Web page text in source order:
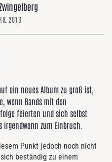
2013
ein neues Album zu groß ist,
wenn Bands mit den
feierten und sich selbst
zum Einbruch.
Punkt jedoch noch nicht
beständig zu einem